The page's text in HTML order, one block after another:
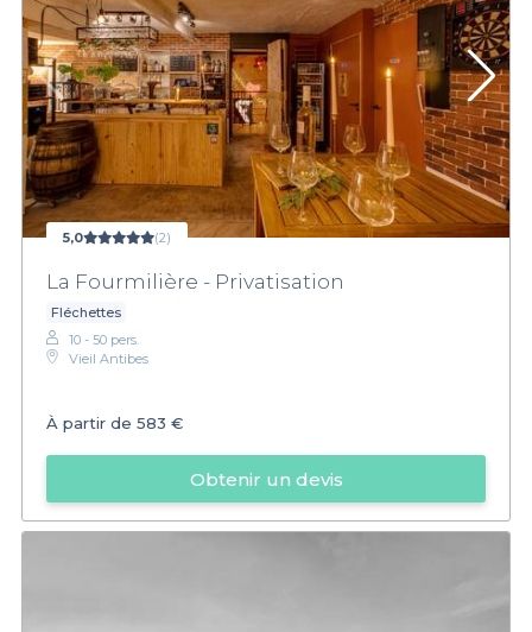
5,0 (2)
La Fourmilière - Privatisation
Fléchettes
10 - 50 pers.
Vieil Antibes
À partir de 583 €
Obtenir un devis